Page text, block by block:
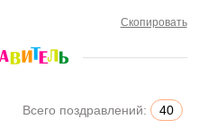
Скопировать
Всего поздравлений: 40